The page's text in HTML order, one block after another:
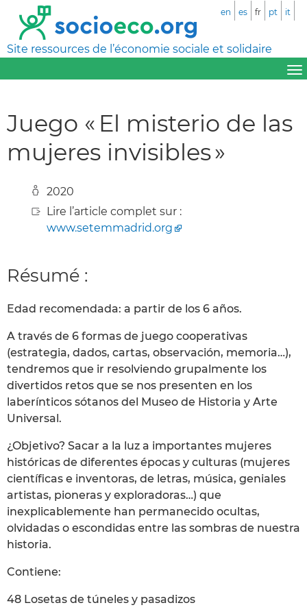
Site ressources de l’économie sociale et solidaire
en es fr pt it
Juego « El misterio de las
mujeres invisibles »
2020
Lire l’article complet sur :
www.setemmadrid.org
Résumé :
Edad recomendada: a partir de los 6 años.
A través de 6 formas de juego cooperativas
(estrategia, dados, cartas, observación, memoria…),
tendremos que ir resolviendo grupalmente los
divertidos retos que se nos presenten en los
laberínticos sótanos del Museo de Historia y Arte
Universal.
¿Objetivo? Sacar a la luz a importantes mujeres
históricas de diferentes épocas y culturas (mujeres
científicas e inventoras, de letras, música, geniales
artistas, pioneras y exploradoras…) que
inexplicablemente han permanecido ocultas,
olvidadas o escondidas entre las sombras de nuestra
historia.
Contiene:
48 Losetas de túneles y pasadizos